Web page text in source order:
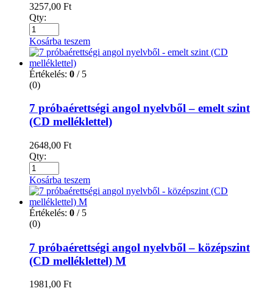
3257,00 Ft
Qty:
Kosárba teszem
Értékelés: 0 / 5
(0)
7 próbaérettségi angol nyelvből – emelt szint
(CD melléklettel)
2648,00 Ft
Qty:
Kosárba teszem
Értékelés: 0 / 5
(0)
7 próbaérettségi angol nyelvből – középszint
(CD melléklettel) M
1981,00 Ft